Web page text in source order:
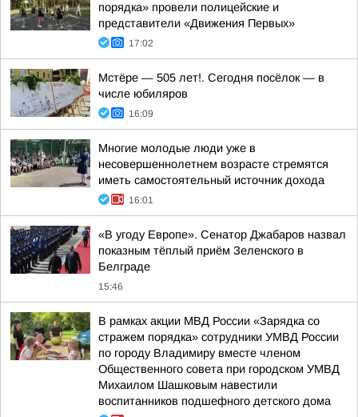
порядка» провели полицейские и
представители «Движения Первых»
17:02
Мстёре — 505 лет!. Сегодня посёлок — в
числе юбиляров
16:09
Многие молодые люди уже в
несовершеннолетнем возрасте стремятся
иметь самостоятельный источник дохода
16:01
«В угоду Европе». Сенатор Джабаров назвал
показным тёплый приём Зеленского в
Белграде
15:46
В рамках акции МВД России «Зарядка со
стражем порядка» сотрудники УМВД России
по городу Владимиру вместе членом
Общественного совета при городском УМВД
Михаилом Шашковым навестили
воспитанников подшефного детского дома